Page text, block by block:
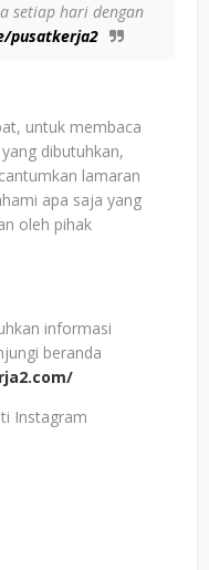
setiap hari dengan
pusatkerja2
untuk membaca
dibutuhkan,
lamaran
apa saja yang
oleh pihak
informasi
beranda
Instagram